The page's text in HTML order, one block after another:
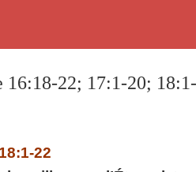
22; 17:1-20;
22